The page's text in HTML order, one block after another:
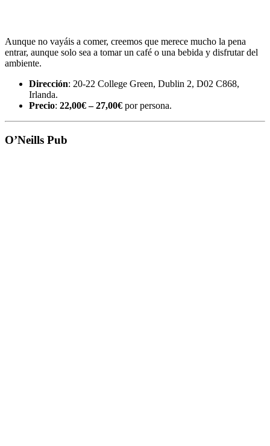
Aunque no vayáis a comer, creemos que merece mucho la pena
entrar, aunque solo sea a tomar un café o una bebida y disfrutar del
ambiente.
Dirección: 20-22 College Green, Dublin 2, D02 C868,
Irlanda.
Precio: 22,00€ – 27,00€ por persona.
O’Neills Pub